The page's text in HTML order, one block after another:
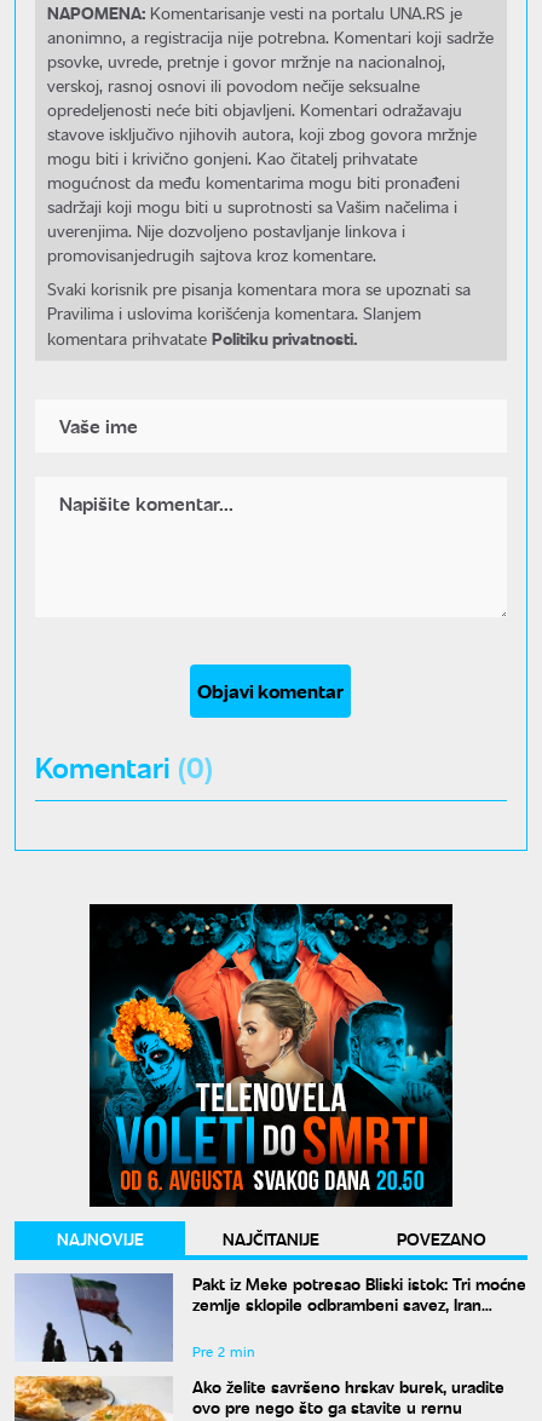
NAPOMENA: Komentarisanje vesti na portalu UNA.RS je
anonimno, a registracija nije potrebna. Komentari koji sadrže
psovke, uvrede, pretnje i govor mržnje na nacionalnoj,
verskoj, rasnoj osnovi ili povodom nečije seksualne
opredeljenosti neće biti objavljeni. Komentari odražavaju
stavove isključivo njihovih autora, koji zbog govora mržnje
mogu biti i krivično gonjeni. Kao čitatelj prihvatate
mogućnost da među komentarima mogu biti pronađeni
sadržaji koji mogu biti u suprotnosti sa Vašim načelima i
uverenjima. Nije dozvoljeno postavljanje linkova i
promovisanjedrugih sajtova kroz komentare.
Svaki korisnik pre pisanja komentara mora se upoznati sa
Pravilima i uslovima korišćenja komentara. Slanjem
komentara prihvatate Politiku privatnosti.
Objavi komentar
Komentari (0)
NAJNOVIJE NAJČITANIJE
POVEZANO
Pakt iz Meke potresao Bliski istok: Tri moćne
zemlje sklopile odbrambeni savez, Iran
Pre 2 min
Ako želite savršeno hrskav burek, uradite
ovo pre nego što ga stavite u rernu